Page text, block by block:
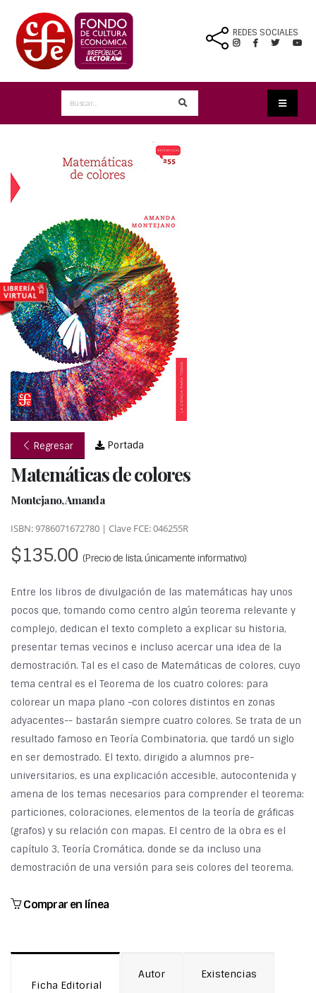
REDES SOCIALES
Regresar Portada
Matemáticas de colores
Montejano, Amanda
ISBN: 9786071672780 | Clave FCE: 046255R
$135.00 (Precio de lista, únicamente informativo)
Entre los libros de divulgación de las matemáticas hay unos
pocos que, tomando como centro algún teorema relevante y
complejo, dedican el texto completo a explicar su historia,
presentar temas vecinos e incluso acercar una idea de la
demostración. Tal es el caso de Matemáticas de colores, cuyo
tema central es el Teorema de los cuatro colores: para
colorear un mapa plano -con colores distintos en zonas
adyacentes-- bastarán siempre cuatro colores. Se trata de un
resultado famoso en Teoría Combinatoria, que tardó un siglo
en ser demostrado. El texto, dirigido a alumnos pre-
universitarios, es una explicación accesible, autocontenida y
amena de los temas necesarios para comprender el teorema:
particiones, coloraciones, elementos de la teoría de gráficas
(grafos) y su relación con mapas. El centro de la obra es el
capítulo 3, Teoría Cromática, donde se da incluso una
demostración de una versión para seis colores del teorema.
Comprar en línea
Ficha Editorial
Autor Existencias